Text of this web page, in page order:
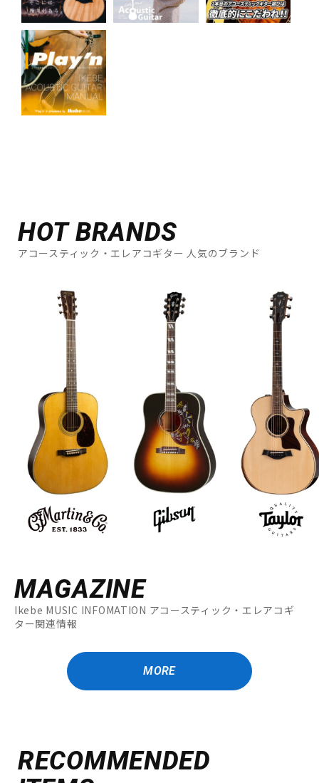
HOT BRANDS
アコースティック・エレアコギター 人気のブランド
MAGAZINE
Ikebe MUSIC INFOMATION アコースティック・エレアコギ
ター関連情報
MORE
RECOMMENDED